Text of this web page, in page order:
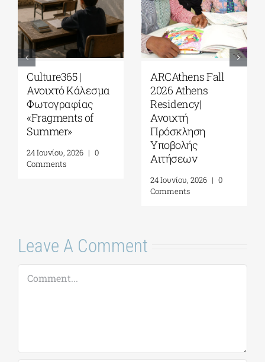
Παράταση
υποβολής
αιτήσεων για το 5ο
Πρόγραμμα
Ερευνητικής
(Residency) του
Ιδρύματος Γ. & Α.
Το Ίδρυμα Γ. & Α.
Μαμιδάκη
ανακοινώνει την
έναρξη αιτήσεων
για το 5ο
Πρόγραμμα
Ερευνητικής
(Residency)
Leave A Comment